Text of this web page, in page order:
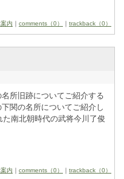
内 ｜ comments（0） ｜ trackback（0）
所旧跡についてご紹介する
関の名所についてご紹介し
南北朝時代の武将今川了俊
内 ｜ comments（0） ｜ trackback（0）